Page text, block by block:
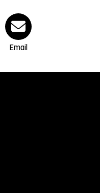
Email